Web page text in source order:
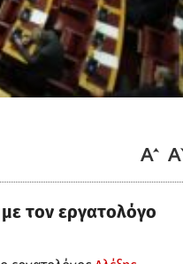
τον εργατολόγο